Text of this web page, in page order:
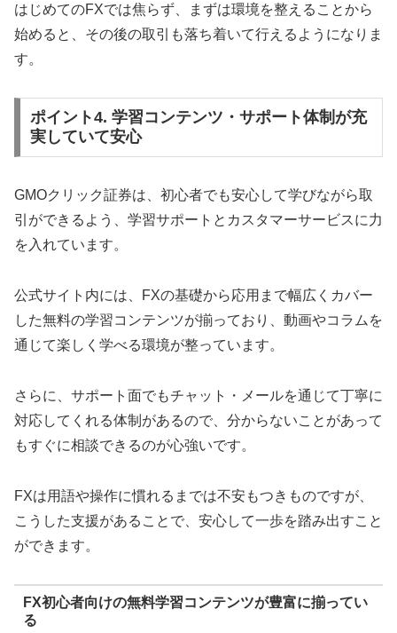
はじめてのFXでは焦らず、まずは環境を整えることから
始めると、その後の取引も落ち着いて行えるようになりま
す。
ポイント4. 学習コンテンツ・サポート体制が充
実していて安心
GMOクリック証券は、初心者でも安心して学びながら取
引ができるよう、学習サポートとカスタマーサービスに力
を入れています。
公式サイト内には、FXの基礎から応用まで幅広くカバー
した無料の学習コンテンツが揃っており、動画やコラムを
通じて楽しく学べる環境が整っています。
さらに、サポート面でもチャット・メールを通じて丁寧に
対応してくれる体制があるので、分からないことがあって
もすぐに相談できるのが心強いです。
FXは用語や操作に慣れるまでは不安もつきものですが、
こうした支援があることで、安心して一歩を踏み出すこと
ができます。
FX初心者向けの無料学習コンテンツが豊富に揃ってい
る